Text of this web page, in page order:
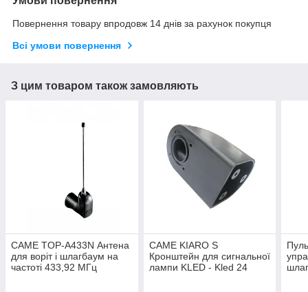
Повернення товару впродовж 14 днів за рахунок покупця
Всі умови повернення
З цим товаром також замовляють
CAME TOP-A433N Антена
для воріт і шлагбаум на
частоті 433,92 МГц
CAME KIARO S
Кронштейн для сигнальної
лампи KLED - Kled 24